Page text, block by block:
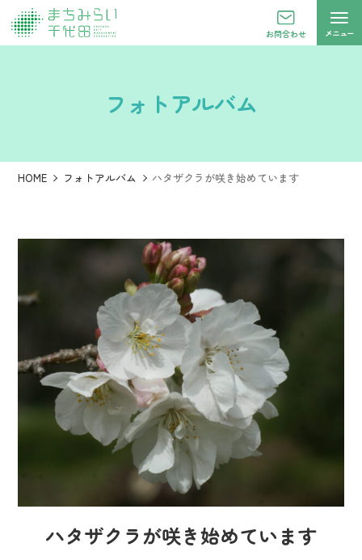
お問合わせ メニュー
フォトアルバム
HOME フォトアルバム ハタザクラが咲き始めています
ハタザクラが咲き始めています